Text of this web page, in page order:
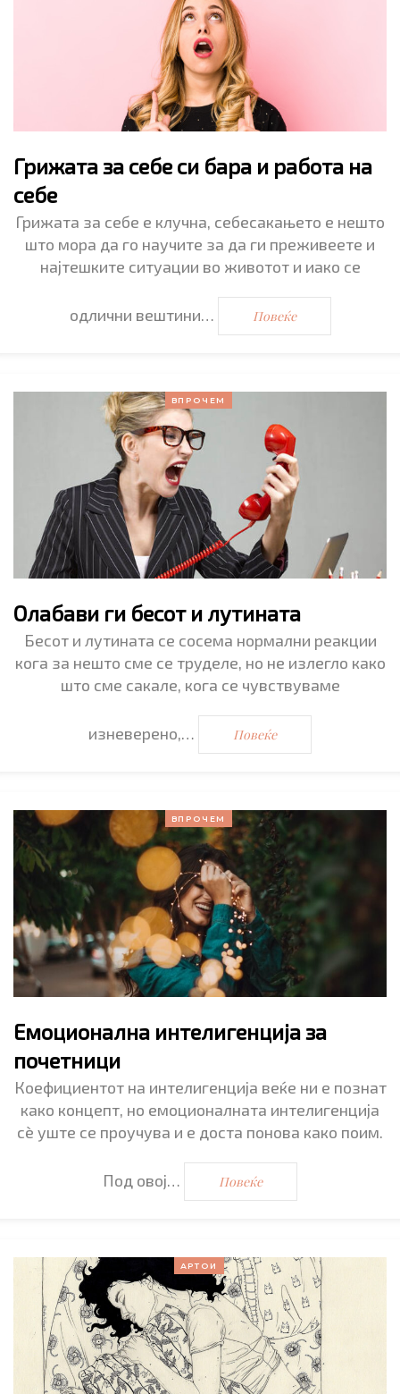
Грижата за себе си бара и работа на
себе
Грижата за себе е клучна, себесакањето е нешто
што мора да го научите за да ги преживеете и
најтешките ситуации во животот и иако се
одлични вештини… Повеќе
ВПРОЧЕМ
Олабави ги бесот и лутината
Бесот и лутината се сосема нормални реакции
кога за нешто сме се труделе, но не излегло како
што сме сакале, кога се чувствуваме
изневерено,… Повеќе
ВПРОЧЕМ
Емоционална интелигенција за
почетници
Коефициентот на интелигенција веќе ни е познат
како концепт, но емоционалната интелигенција
сè уште се проучува и е доста понова како поим.
Под овој… Повеќе
АРТОИ